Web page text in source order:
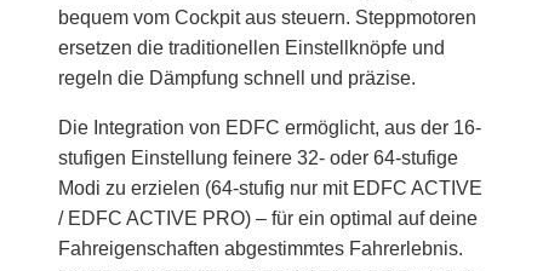
bequem vom Cockpit aus steuern. Steppmotoren
ersetzen die traditionellen Einstellknöpfe und
regeln die Dämpfung schnell und präzise.
Die Integration von EDFC ermöglicht, aus der 16-
stufigen Einstellung feinere 32- oder 64-stufige
Modi zu erzielen (64-stufig nur mit EDFC ACTIVE
/ EDFC ACTIVE PRO) – für ein optimal auf deine
Fahreigenschaften abgestimmtes Fahrerlebnis.